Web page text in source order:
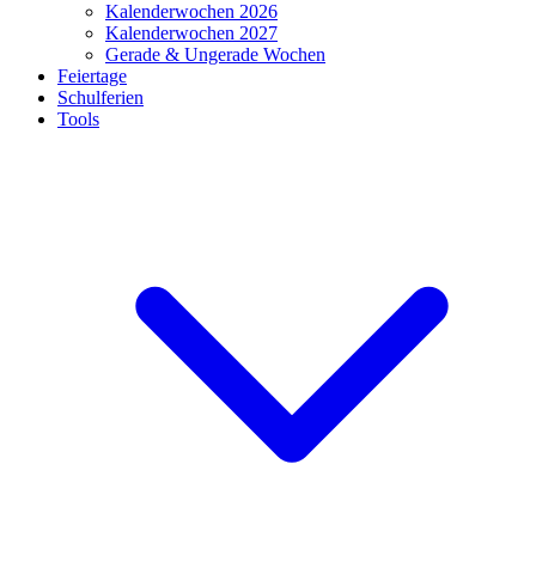
Kalenderwochen 2026
Kalenderwochen 2027
Gerade & Ungerade Wochen
Feiertage
Schulferien
Tools